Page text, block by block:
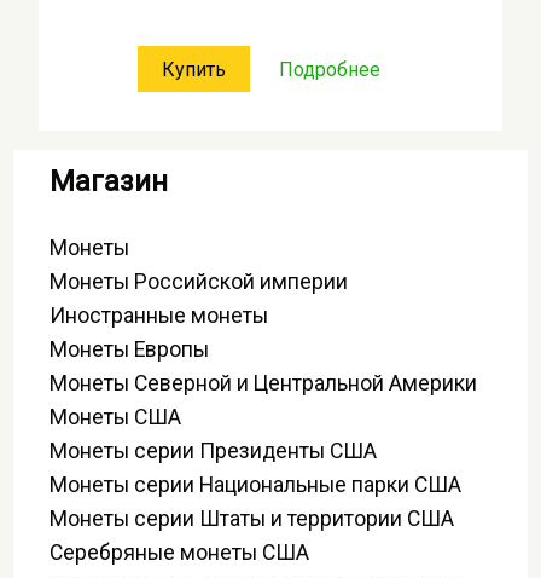
Купить Подробнее
Магазин
Монеты
Монеты Российской империи
Иностранные монеты
Монеты Европы
Монеты Северной и Центральной Америки
Монеты США
Монеты серии Президенты США
Монеты серии Национальные парки США
Монеты серии Штаты и территории США
Серебряные монеты США